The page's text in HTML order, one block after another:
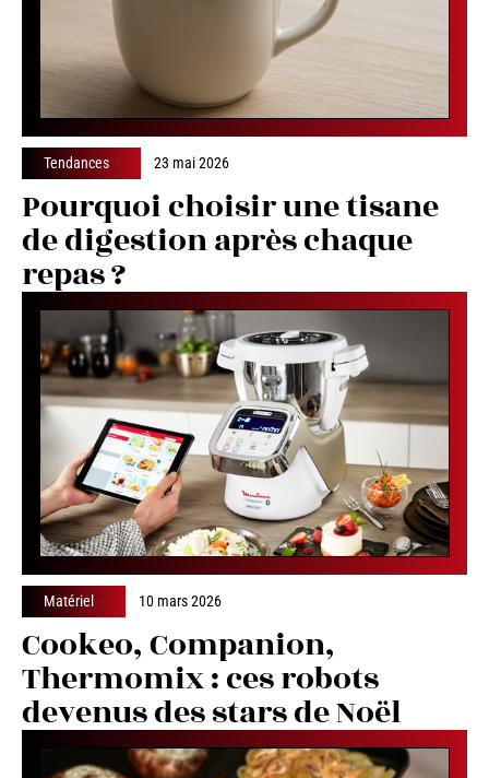
Tendances 23 mai 2026
Pourquoi choisir une tisane
de digestion après chaque
repas ?
Matériel 10 mars 2026
Cookeo, Companion,
Thermomix : ces robots
devenus des stars de Noël